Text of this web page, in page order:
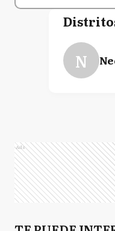
N
Ads